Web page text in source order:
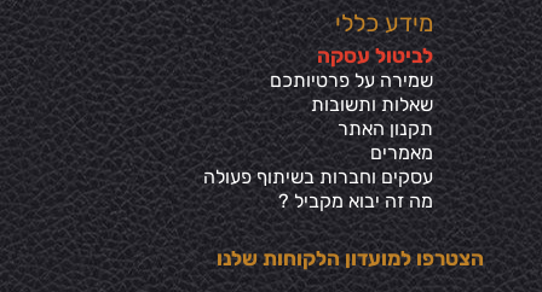
מידע כללי
לביטול עסקה
שמירה על פרטיותכם
שאלות ותשובות
תקנון האתר
מאמרים
עסקים וחברות בשיתוף פעולה
מה זה יבוא מקביל ?
הצטרפו למועדון הלקוחות שלנו